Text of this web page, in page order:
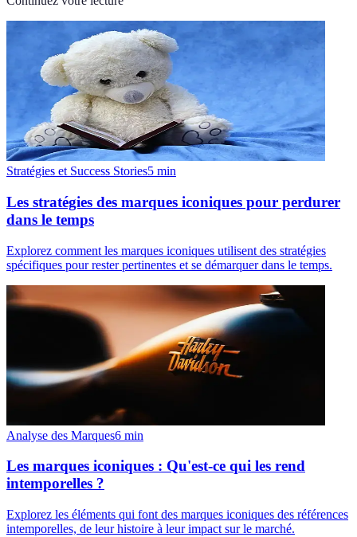
Stratégies et Success Stories5 min
Les stratégies des marques iconiques pour perdurer
dans le temps
Explorez comment les marques iconiques utilisent des stratégies
spécifiques pour rester pertinentes et se démarquer dans le temps.
Analyse des Marques6 min
Les marques iconiques : Qu'est-ce qui les rend
intemporelles ?
Explorez les éléments qui font des marques iconiques des références
intemporelles, de leur histoire à leur impact sur le marché.